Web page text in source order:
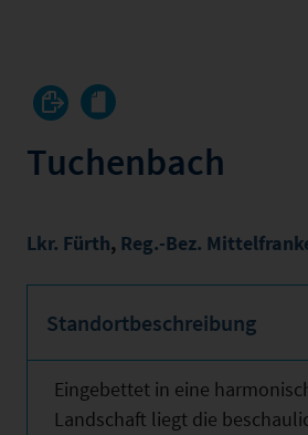
Tuchenbach
Lkr. Fürth, Reg.-Bez.
Standortbeschreibung
Eingebettet in eine
Landschaft liegt die